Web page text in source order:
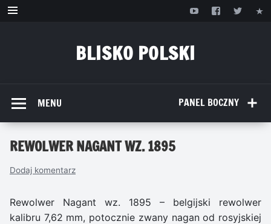
Przejdź
BLISKO POLSKI
PANEL BOCZNY
MENU
REWOLWER NAGANT WZ. 1895
Dodaj komentarz
Rewolwer Nagant wz. 1895 – belgijski rewolwer
kalibru 7,62 mm, potocznie zwany nagan od rosyjskiej